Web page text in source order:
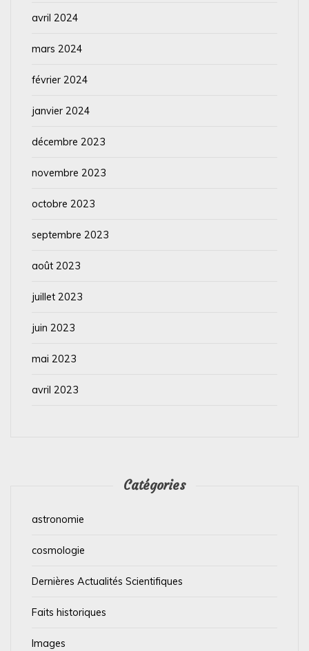
avril 2024
mars 2024
février 2024
janvier 2024
décembre 2023
novembre 2023
octobre 2023
septembre 2023
août 2023
juillet 2023
juin 2023
mai 2023
avril 2023
Catégories
astronomie
cosmologie
Dernières Actualités Scientifiques
Faits historiques
Images